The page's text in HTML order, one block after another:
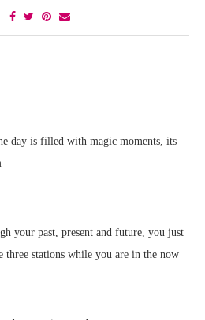
day is filled with magic moments, its
your past, present and future, you just
three stations while you are in the now